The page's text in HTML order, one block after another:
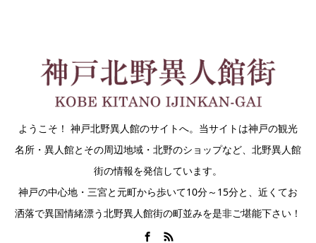
ようこそ！ 神戸北野異人館のサイトへ。当サイトは神戸の観光
名所・異人館とその周辺地域・北野のショップなど、北野異人館
街の情報を発信しています。
神戸の中心地・三宮と元町から歩いて10分～15分と、近くてお
洒落で異国情緒漂う北野異人館街の町並みを是非ご堪能下さい！